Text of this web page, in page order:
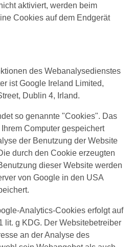
aktiviert, werden beim
Cookies auf dem Endgerät
des Webanalysedienstes
ist Google Ireland Limited,
Dublin 4, Irland.
so genannte "Cookies". Das
Computer gespeichert
der Benutzung der Website
durch den Cookie erzeugten
dieser Website werden
von Google in den USA
Analytics-Cookies erfolgt auf
lit. g KDG. Der Websitebetreiber
an der Analyse des